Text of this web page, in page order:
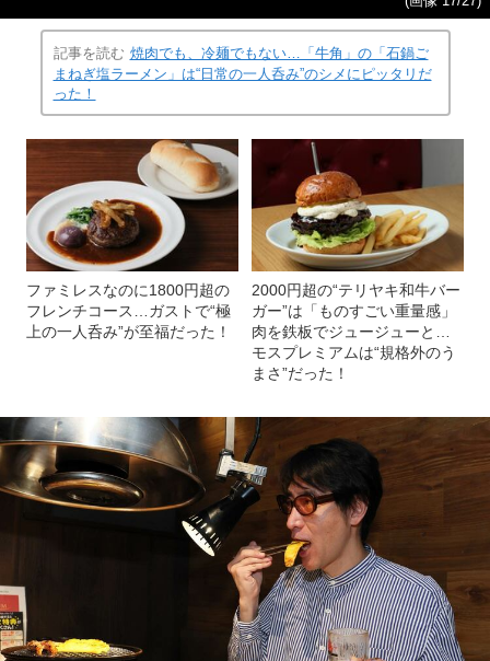
記事を読む 焼肉でも、冷麺でもない…「牛角」の「石鍋ご
まねぎ塩ラーメン」は“日常の一人呑み”のシメにピッタリだ
った！
ファミレスなのに1800円超の
フレンチコース…ガストで“極
上の一人呑み”が至福だった！
2000円超の“テリヤキ和牛バー
ガー”は「ものすごい重量感」
肉を鉄板でジュージューと…
モスプレミアムは“規格外のう
まさ”だった！